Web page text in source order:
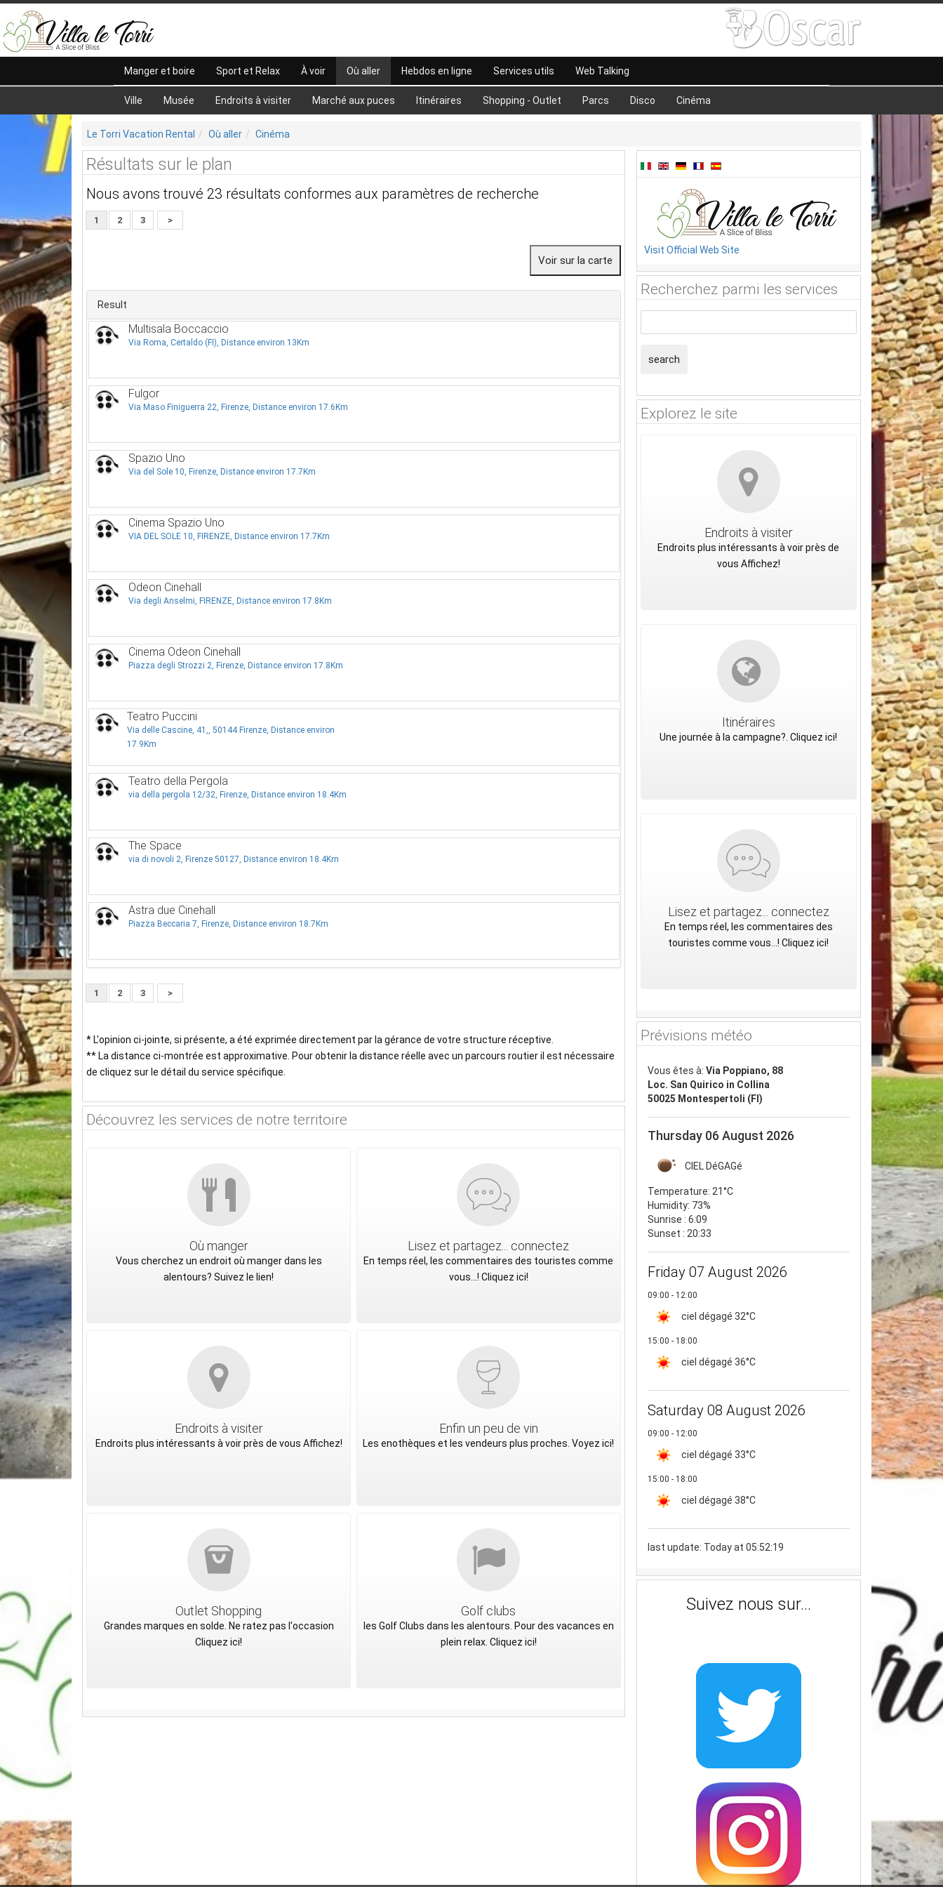
Manger et boire Sport et Relax À voir Où aller
Ville Musée Endroits à visiter Marché aux puces Itinéraires Shopping - Outlet Parcs Disco Cinéma
Hebdos en ligne Services utils Web Talking
Le Torri Vacation Rental Où aller Cinéma
Résultats sur le plan
Nous avons trouvé 23 résultats conformes aux paramètres de recherche
1 2 3 >
Result
Multisala Boccaccio
Via Roma, Certaldo (FI), Distance environ 13Km
Fulgor
Via Maso Finiguerra 22, Firenze, Distance environ 17.6Km
Spazio Uno
Via del Sole 10, Firenze, Distance environ 17.7Km
Cinema Spazio Uno
VIA DEL SOLE 10, FIRENZE, Distance environ 17.7Km
Odeon Cinehall
Via degli Anselmi, FIRENZE, Distance environ 17.8Km
Cinema Odeon Cinehall
Piazza degli Strozzi 2, Firenze, Distance environ 17.8Km
Teatro Puccini
Via delle Cascine, 41,, 50144 Firenze, Distance environ
17.9Km
Teatro della Pergola
via della pergola 12/32, Firenze, Distance environ 18.4Km
The Space
via di novoli 2, Firenze 50127, Distance environ 18.4Km
Astra due Cinehall
Piazza Beccaria 7, Firenze, Distance environ 18.7Km
1 2 3 >
* L'opinion ci-jointe, si présente, a été exprimée directement par la gérance de votre structure réceptive.
** La distance ci-montrée est approximative. Pour obtenir la distance réelle avec un parcours routier il est nécessaire
de cliquez sur le détail du service spécifique.
Découvrez les services de notre territoire
Où manger
Vous cherchez un endroit où manger dans les
alentours? Suivez le lien!
Lisez et partagez... connectez
En temps réel, les commentaires des touristes comme
vous...! Cliquez ici!
Endroits à visiter
Endroits plus intéressants à voir près de vous Affichez!
Enfin un peu de vin
Les enothèques et les vendeurs plus proches. Voyez ici!
Outlet Shopping
Grandes marques en solde. Ne ratez pas l'occasion
Cliquez ici!
Golf clubs
les Golf Clubs dans les alentours. Pour des vacances en
plein relax. Cliquez ici!
Visit Official Web Site
Recherchez parmi les services
search
Explorez le site
Endroits à visiter
Endroits plus intéressants à voir près de
vous Affichez!
Itinéraires
Une journée à la campagne?. Cliquez ici!
Lisez et partagez... connectez
En temps réel, les commentaires des
touristes comme vous...! Cliquez ici!
Prévisions météo
Vous êtes à: Via Poppiano, 88
Loc. San Quirico in Collina
50025 Montespertoli (FI)
Thursday 06 August 2026
CIEL DéGAGé
Temperature: 21°C
Humidity: 73%
Sunrise : 6:09
Sunset : 20:33
Friday 07 August 2026
09:00 - 12:00
ciel dégagé 32°C
15:00 - 18:00
ciel dégagé 36°C
Saturday 08 August 2026
09:00 - 12:00
ciel dégagé 33°C
15:00 - 18:00
ciel dégagé 38°C
last update: Today at 05:52:19
Suivez nous sur...